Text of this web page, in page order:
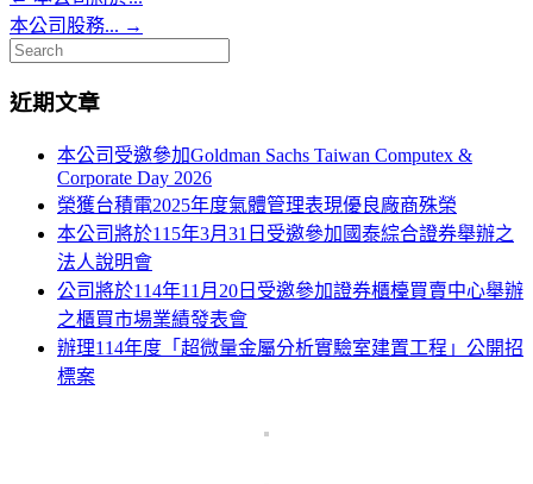
本公司股務... →
Search
for:
近期文章
本公司受邀參加Goldman Sachs Taiwan Computex &
Corporate Day 2026
榮獲台積電2025年度氣體管理表現優良廠商殊榮
本公司將於115年3月31日受邀參加國泰綜合證券舉辦之
法人說明會
公司將於114年11月20日受邀參加證券櫃檯買賣中心舉辦
之櫃買市場業績發表會
辦理114年度「超微量金屬分析實驗室建置工程」公開招
標案